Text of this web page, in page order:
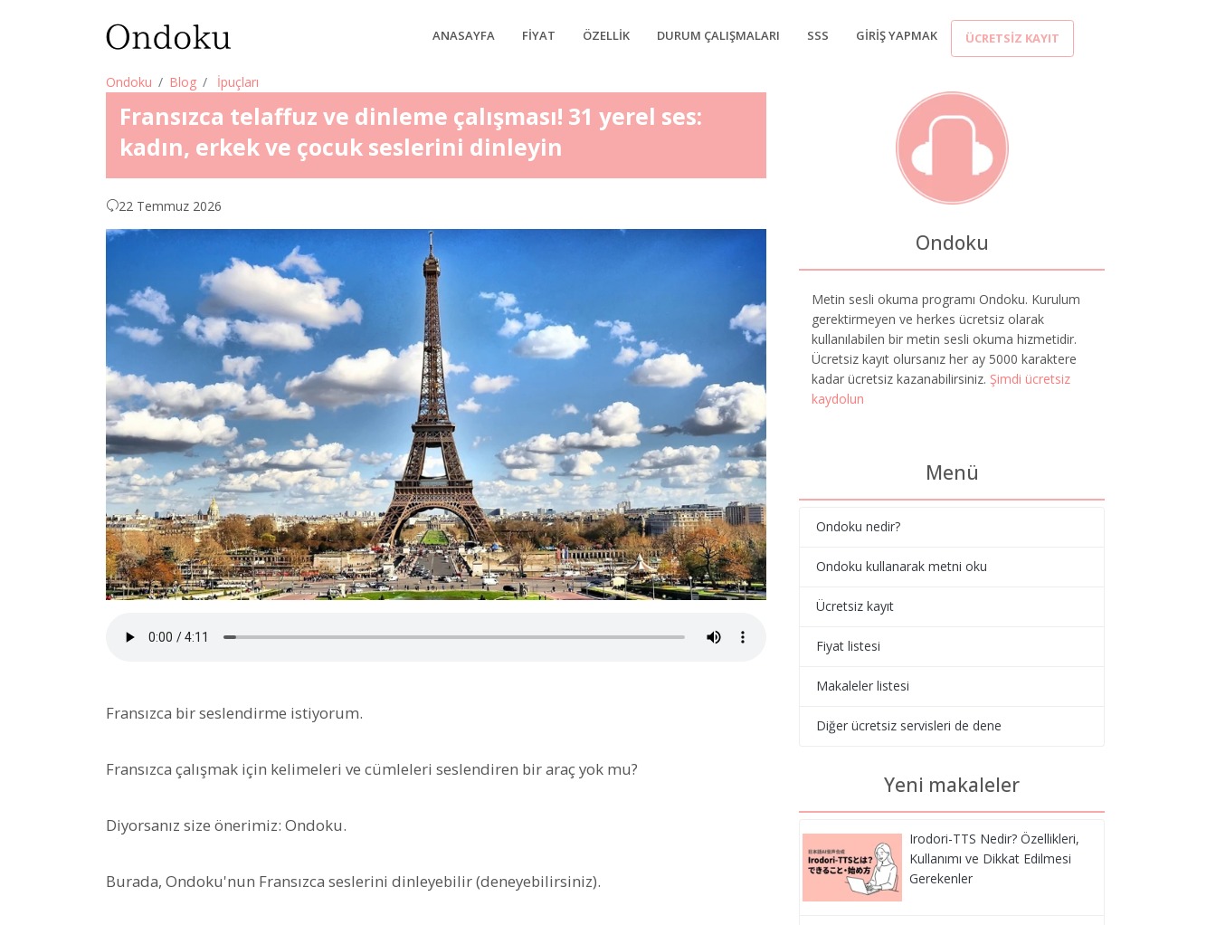
ANASAYFA FIYAT ÖZELLIK DURUM ÇALIŞMALARI SSS GIRIŞ YAPMAK ÜCRETSIZ KAYIT
Ondoku Blog İpuçları
Fransızca telaffuz ve dinleme çalışması! 31 yerel ses:
kadın, erkek ve çocuk seslerini dinleyin
22 Temmuz 2026
Fransızca bir seslendirme istiyorum.
Fransızca çalışmak için kelimeleri ve cümleleri seslendiren bir araç yok mu?
Diyorsanız size önerimiz: Ondoku.
Burada, Ondoku'nun Fransızca seslerini dinleyebilir (deneyebilirsiniz).
Ondoku
Metin sesli okuma programı Ondoku. Kurulum
gerektirmeyen ve herkes ücretsiz olarak
kullanılabilen bir metin sesli okuma hizmetidir.
Ücretsiz kayıt olursanız her ay 5000 karaktere
kadar ücretsiz kazanabilirsiniz. Şimdi ücretsiz
kaydolun
Menü
Ondoku nedir?
Ondoku kullanarak metni oku
Ücretsiz kayıt
Fiyat listesi
Makaleler listesi
Diğer ücretsiz servisleri de dene
Yeni makaleler
Irodori-TTS Nedir? Özellikleri,
Kullanımı ve Dikkat Edilmesi
Gerekenler